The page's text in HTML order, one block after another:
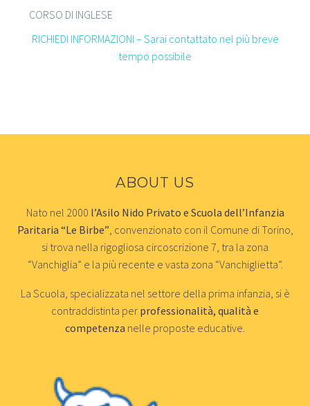
CORSO DI INGLESE
RICHIEDI INFORMAZIONI – Sarai contattato nel più breve
tempo possibile
ABOUT US
Nato nel 2000 l’Asilo Nido Privato e Scuola dell’Infanzia
Paritaria “Le Birbe” , convenzionato con il Comune di Torino,
si trova nella rigogliosa circoscrizione 7, tra la zona
“Vanchiglia” e la più recente e vasta zona “Vanchiglietta”.
La Scuola, specializzata nel settore della prima infanzia, si è
contraddistinta per professionalità, qualità e
competenza nelle proposte educative.